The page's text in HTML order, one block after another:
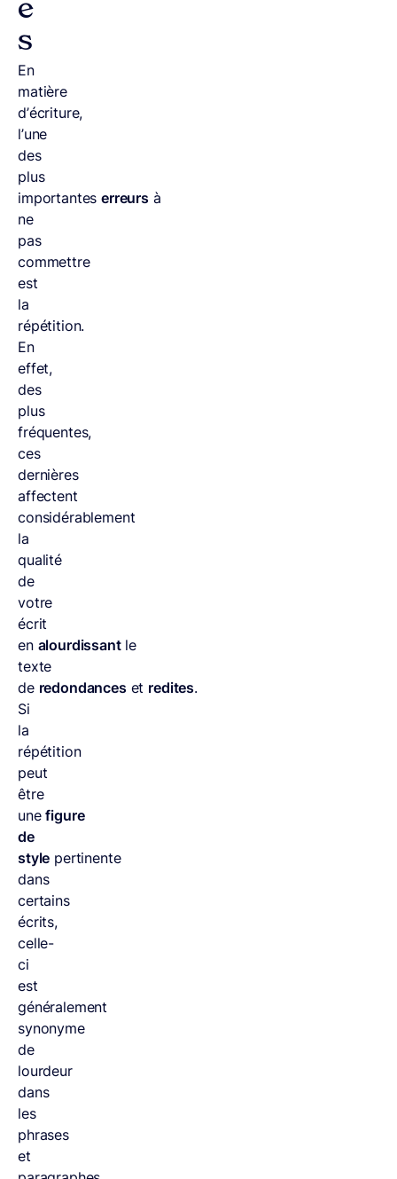
e
s
En
matière
d’écriture,
l’une
des
plus
importanteserreursà
ne
pas
commettre
est
la
répétition.
En
effet,
des
plus
fréquentes,
ces
dernières
affectent
considérablement
la
qualité
de
votre
écrit
en alourdissantle
texte
de redondanceset redites.
Si
la
répétition
peut
être
unefigure
de
style pertinente
dans
certains
écrits,
celle-
ci
est
généralement
synonyme
de
lourdeur
dans
les
phrases
et